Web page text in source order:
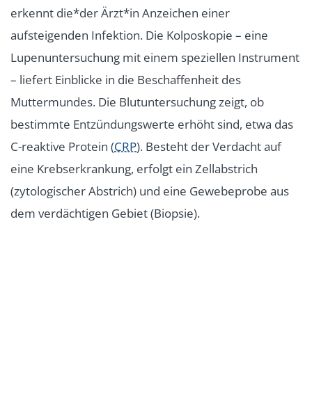
erkennt die*der Ärzt*in Anzeichen einer
aufsteigenden Infektion. Die Kolposkopie – eine
Lupenuntersuchung mit einem speziellen Instrument
– liefert Einblicke in die Beschaffenheit des
Muttermundes. Die Blutuntersuchung zeigt, ob
bestimmte Entzündungswerte erhöht sind, etwa das
C-reaktive Protein (CRP). Besteht der Verdacht auf
eine Krebserkrankung, erfolgt ein Zellabstrich
(zytologischer Abstrich) und eine Gewebeprobe aus
dem verdächtigen Gebiet (Biopsie).